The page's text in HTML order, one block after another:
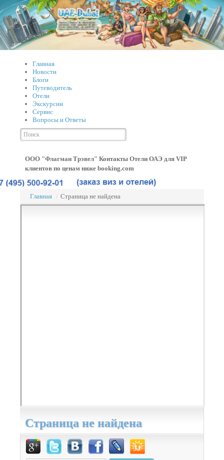
Главная
Новости
Блоги
Путеводитель
Отели
Экскурсии
Сервис
Вопросы и Ответы
ООО "Флагман Трэвел" Контакты Отели ОАЭ для VIP
клиентов по ценам ниже booking.com
Главная / Страница не найдена
Страница не найдена